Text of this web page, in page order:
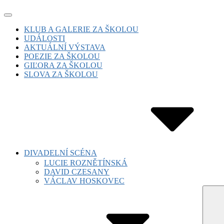
Skip
content
Site
Navigation
Site
Navigation
KLUB A GALERIE ZA ŠKOLOU
UDÁLOSTI
AKTUÁLNÍ VÝSTAVA
POEZIE ZA ŠKOLOU
GIĽORA ZA ŠKOLOU
SLOVA ZA ŠKOLOU
DIVADELNÍ SCÉNA
LUCIE ROZNĚTÍNSKÁ
DAVID CZESANY
VÁCLAV HOSKOVEC